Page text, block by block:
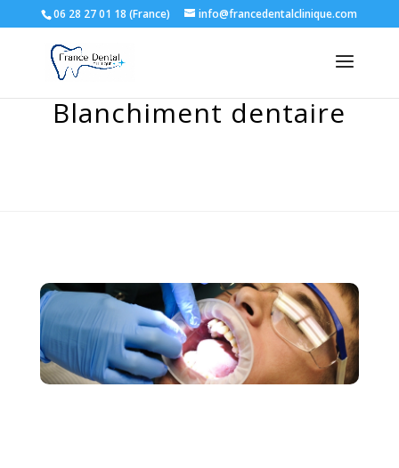
06 28 27 01 18 (France) info@francedentalclinique.com
Blanchiment dentaire